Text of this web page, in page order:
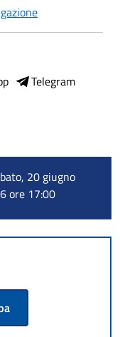
Telegram
20 giugno
ore 17:00